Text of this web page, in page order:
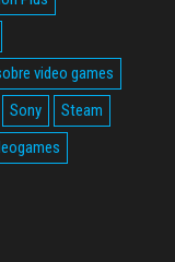
video games
Sony
Steam